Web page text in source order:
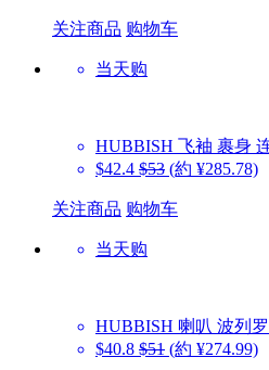
关注商品 购物车
当天购
HUBBISH 飞袖 裹身
$42.4 $53 (約 ¥285.78)
关注商品 购物车
当天购
HUBBISH 喇叭 波列
$40.8 $51 (約 ¥274.99)